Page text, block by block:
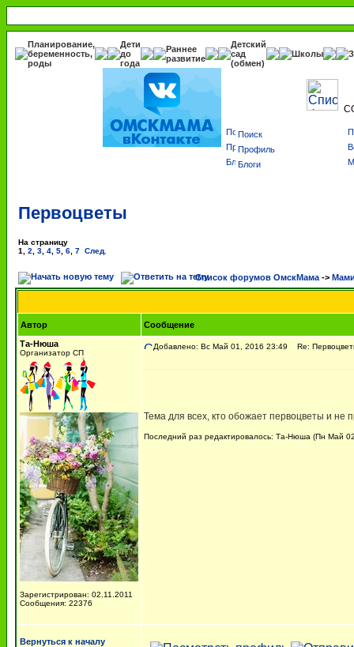
Планирование,
беременность,
роды
Дети
до
года
Раннее
развитие
Детский
сад
(обмен)
Школы
Поиск
Профиль
Блоги
Первоцветы
На страницу
1
2 3 4 5 6 7 След.
Список форумов ОмскМама ->
Автор
Сообщение
Та-Нюша
Организатор СП
Зарегистрирован: 02.11.2011
Сообщения: 22376
Добавлено: Вс Май 01, 2016 23:49 Re:
Тема для всех, кто обожает первоцветы и не
Последний раз редактировалось: Та-Нюша (Пн Май
Вернуться к началу